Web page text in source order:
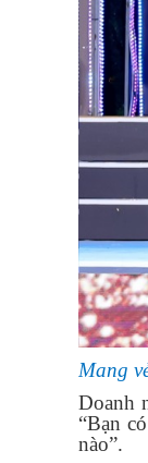
Mang
Doanh
“Bạn
nào”.